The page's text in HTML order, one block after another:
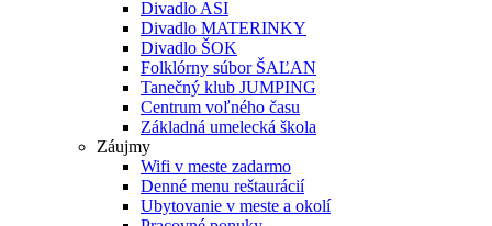
Divadlo ASI
Divadlo MATERINKY
Divadlo ŠOK
Folklórny súbor ŠAĽAN
Tanečný klub JUMPING
Centrum voľného času
Základná umelecká škola
Záujmy
Wifi v meste zadarmo
Denné menu reštaurácií
Ubytovanie v meste a okolí